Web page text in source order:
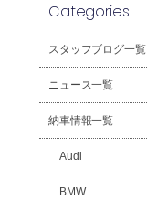
Categories
スタッフブログ一覧
ニュース一覧
納車情報一覧
Audi
BMW